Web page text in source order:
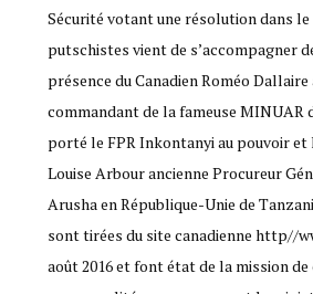
Sécurité votant une résolution dans le
putschistes vient de s’accompagner
présence du Canadien Roméo Dallaire
commandant de la fameuse MINUAR
porté le FPR Inkontanyi au pouvoir et
Louise Arbour ancienne Procureur
Arusha en République-Unie de
sont tirées du site canadienne http//
août 2016 et font état de la mission de